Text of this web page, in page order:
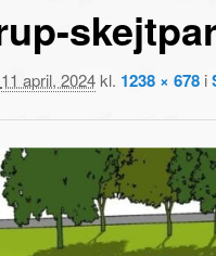
11 april, 2024kl. 1238 × 678i